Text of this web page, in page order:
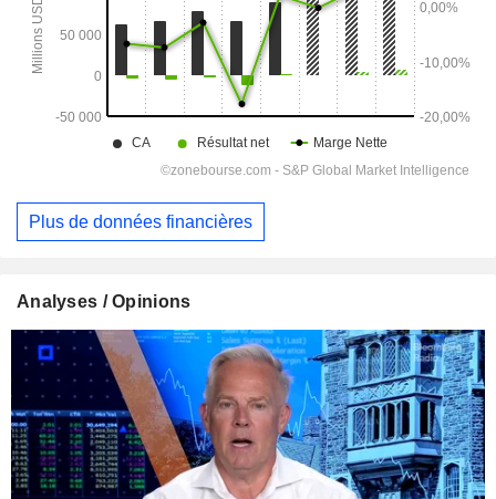
Plus de données financières
Analyses / Opinions